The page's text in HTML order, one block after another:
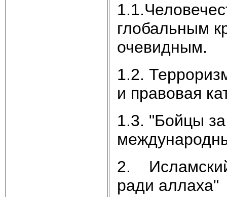
глобальным
очевидным.
1.2.
и правовая
1.3. "Бойцы
2. Исламский
ради аллаха"